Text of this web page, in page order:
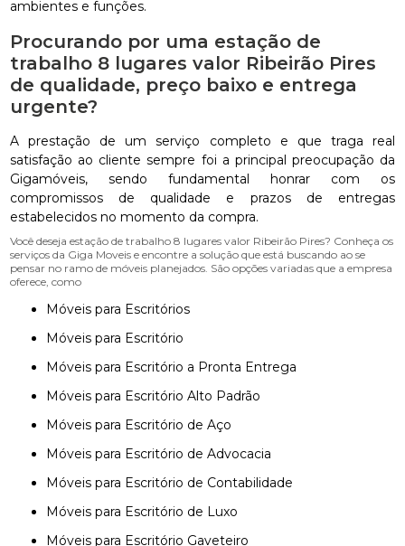
ambientes e funções.
Procurando por uma estação de
trabalho 8 lugares valor Ribeirão Pires
de qualidade, preço baixo e entrega
urgente?
A prestação de um serviço completo e que traga real
satisfação ao cliente sempre foi a principal preocupação da
Gigamóveis, sendo fundamental honrar com os
compromissos de qualidade e prazos de entregas
estabelecidos no momento da compra.
Você deseja estação de trabalho 8 lugares valor Ribeirão Pires? Conheça os
serviços da Giga Moveis e encontre a solução que está buscando ao se
pensar no ramo de móveis planejados. São opções variadas que a empresa
oferece, como
Móveis para Escritórios
Móveis para Escritório
Móveis para Escritório a Pronta Entrega
Móveis para Escritório Alto Padrão
Móveis para Escritório de Aço
Móveis para Escritório de Advocacia
Móveis para Escritório de Contabilidade
Móveis para Escritório de Luxo
Móveis para Escritório Gaveteiro